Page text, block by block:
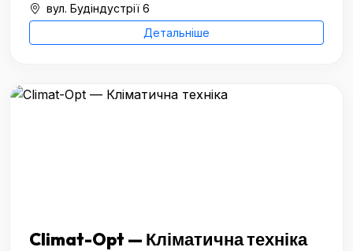
вул. Будіндустрії 6
Детальніше
Climat-Opt — Кліматична техніка